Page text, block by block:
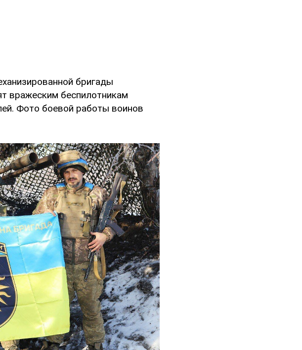
бригады
вражеским беспилотникам
Фото боевой работы воинов